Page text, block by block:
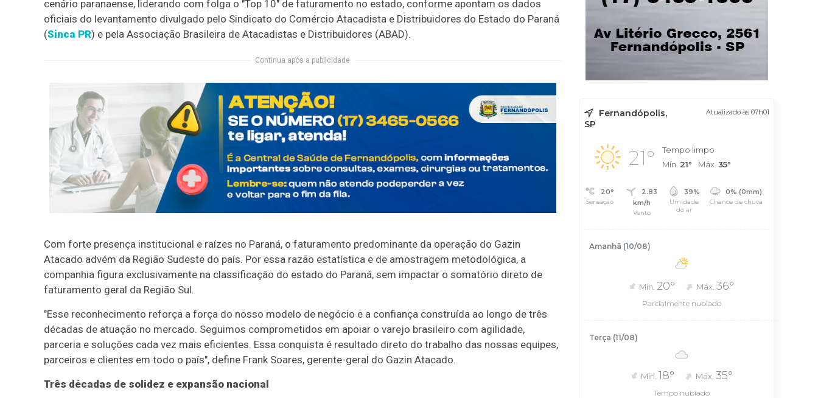
cenário paranaense, liderando com folga o "Top 10" de faturamento no estado, conforme apontam os dados
oficiais do levantamento divulgado pelo Sindicato do Comércio Atacadista e Distribuidores do Estado do Paraná
(Sinca PR) e pela Associação Brasileira de Atacadistas e Distribuidores (ABAD).
Continua após a publicidade
Com forte presença institucional e raízes no Paraná, o faturamento predominante da operação do Gazin
Atacado advém da Região Sudeste do país. Por essa razão estatística e de amostragem metodológica, a
companhia figura exclusivamente na classificação do estado do Paraná, sem impactar o somatório direto de
faturamento geral da Região Sul.
"Esse reconhecimento reforça a força do nosso modelo de negócio e a confiança construída ao longo de três
décadas de atuação no mercado. Seguimos comprometidos em apoiar o varejo brasileiro com agilidade,
parceria e soluções cada vez mais eficientes. Essa conquista é resultado direto do trabalho das nossas equipes,
parceiros e clientes em todo o país", define Frank Soares, gerente-geral do Gazin Atacado.
Três décadas de solidez e expansão nacional
Fernandópolis,
SP
Atualizado às 07h01
21°
Tempo limpo
Mín. 21° Máx. 35°
20°
Sensação
2.83
km/h
Vento
39%
Umidade
do ar
0% (0mm)
Chance de chuva
Amanhã (10/08)
Mín. 20° Máx.36°
Parcialmente nublado
Terça (11/08)
Mín. 18° Máx. 35°
Tempo nublado